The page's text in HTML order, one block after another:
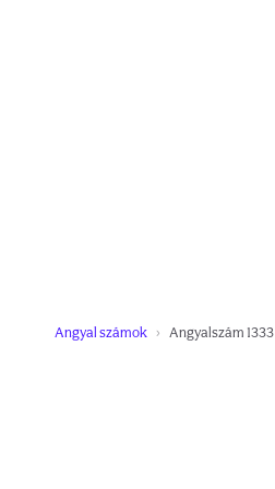
Angyal számok Angyalszám 1333